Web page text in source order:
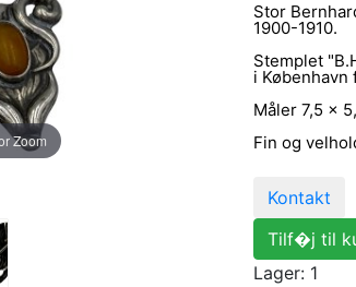
Zoom
Stor
1900-1910.
Stemplet
i København
Måler 7,5 x
Fin og
Kontakt
Tilf�j til
Lager: 1